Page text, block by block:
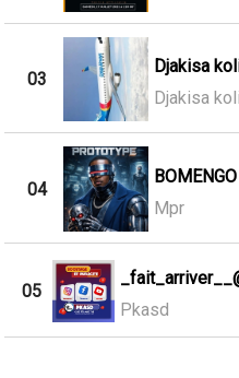
03
Djakisa
Djakisa koli
04
BOMENGO
Mpr
05
Pkasd